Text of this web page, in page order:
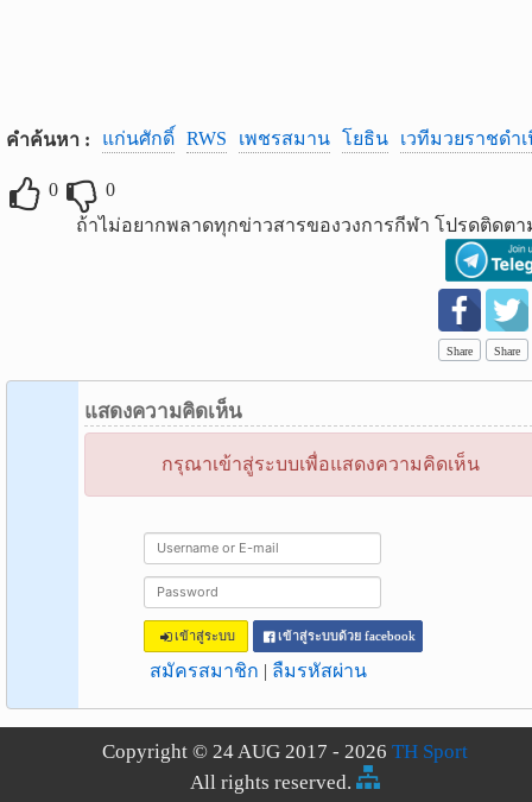
คำค้นหา : แก่นศักดิ์ RWS เพชรสมาน โยธิน เวทีมวยราชดำ
0
0
ถ้าไม่อยากพลาดทุกข่าวสารของวงการกีฬา โปรดติดตา
Share Share
แสดงความคิดเห็น
กรุณาเข้าสู่ระบบเพื่อแสดงความคิดเห็น
เข้าสู่ระบบ เข้าสู่ระบบด้วย facebook
สมัครสมาชิก | ลืมรหัสผ่าน
Copyright © 24 AUG 2017 - 2026 TH Sport
All rights reserved.